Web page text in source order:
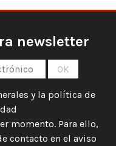
newsletter
y la política de
momento. Para ello,
contacto en el aviso